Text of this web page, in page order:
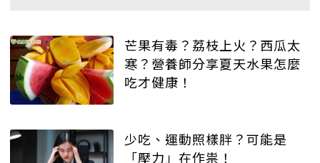
芒果有毒？荔枝上火？西瓜太
寒？營養師分享夏天水果怎麼
吃才健康！
少吃、運動照樣胖？可能是
「壓力」在作祟！